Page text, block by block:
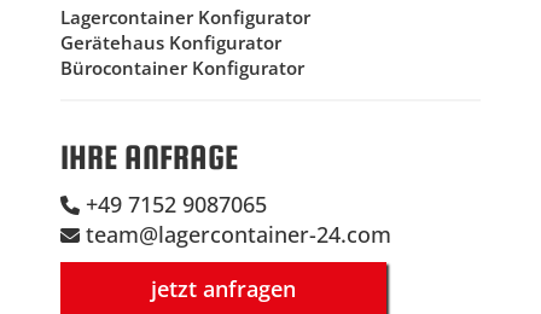
Lagercontainer Konfigurator
Gerätehaus Konfigurator
Bürocontainer Konfigurator
IHRE ANFRAGE
+49 7152 9087065
team@lagercontainer-24.com
jetzt anfragen